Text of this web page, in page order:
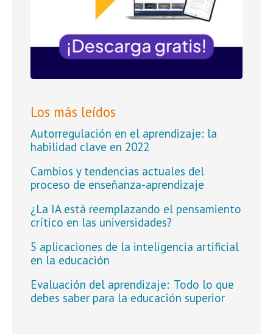
Los más leídos
Autorregulación en el aprendizaje: la
habilidad clave en 2022
Cambios y tendencias actuales del
proceso de enseñanza-aprendizaje
¿La IA está reemplazando el pensamiento
crítico en las universidades?
5 aplicaciones de la inteligencia artificial
en la educación
Evaluación del aprendizaje: Todo lo que
debes saber para la educación superior